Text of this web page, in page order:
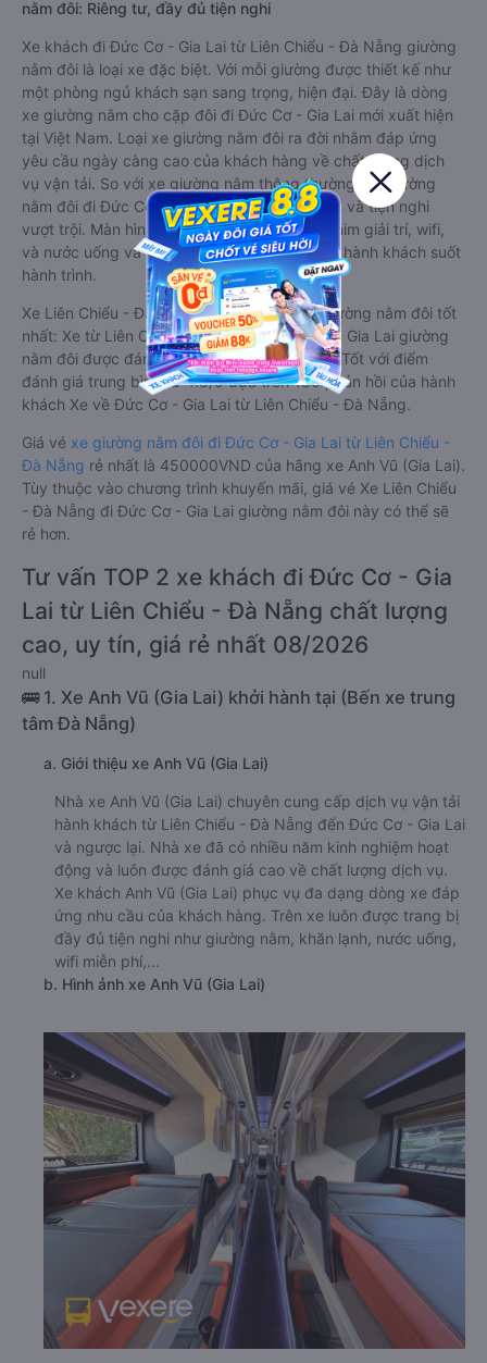
nằm đôi: Riêng tư, đầy đủ tiện nghi
Xe khách đi Đức Cơ - Gia Lai từ Liên Chiểu - Đà Nẵng giường
nằm đôi là loại xe đặc biệt. Với mỗi giường được thiết kế như
một phòng ngủ khách sạn sang trọng, hiện đại. Đây là dòng
xe giường nằm cho cặp đôi đi Đức Cơ - Gia Lai mới xuất hiện
tại Việt Nam. Loại xe giường nằm đôi ra đời nhằm đáp ứng
yêu cầu ngày càng cao của khách hàng về chất lượng dịch
vụ vận tải. So với xe giường nằm thông thường, xe giường
nằm đôi đi Đức Cơ - Gia Lai có nhiều ưu điểm và tiện nghi
vượt trội. Màn hình LCD với hàng nghìn bộ phim giải trí, wifi,
và nước uống và chăn đắp miễn phí phục vụ hành khách suốt
hành trình.
Xe Liên Chiểu - Đà Nẵng Đức Cơ - Gia Lai giường nằm đôi tốt
nhất: Xe từ Liên Chiểu - Đà Nẵng đi Đức Cơ - Gia Lai giường
nằm đôi được đánh giá chung có chất lượng Tốt với điểm
đánh giá trung bình từ 4.8/5 dựa trên 180 phản hồi của hành
khách Xe về Đức Cơ - Gia Lai từ Liên Chiểu - Đà Nẵng.
Giá vé xe giường nằm đôi đi Đức Cơ - Gia Lai từ Liên Chiểu -
Đà Nẵng rẻ nhất là 450000VND của hãng xe Anh Vũ (Gia Lai).
Tùy thuộc vào chương trình khuyến mãi, giá vé Xe Liên Chiểu
- Đà Nẵng đi Đức Cơ - Gia Lai giường nằm đôi này có thể sẽ
rẻ hơn.
Tư vấn TOP 2 xe khách đi Đức Cơ - Gia
Lai từ Liên Chiểu - Đà Nẵng chất lượng
cao, uy tín, giá rẻ nhất 08/2026
null
🚌 1. Xe Anh Vũ (Gia Lai) khởi hành tại (Bến xe trung
tâm Đà Nẵng)
a. Giới thiệu xe Anh Vũ (Gia Lai)
Nhà xe Anh Vũ (Gia Lai) chuyên cung cấp dịch vụ vận tải
hành khách từ Liên Chiểu - Đà Nẵng đến Đức Cơ - Gia Lai
và ngược lại. Nhà xe đã có nhiều năm kinh nghiệm hoạt
động và luôn được đánh giá cao về chất lượng dịch vụ.
Xe khách Anh Vũ (Gia Lai) phục vụ đa dạng dòng xe đáp
ứng nhu cầu của khách hàng. Trên xe luôn được trang bị
đầy đủ tiện nghi như giường nằm, khăn lạnh, nước uống,
wifi miễn phí,...
b. Hình ảnh xe Anh Vũ (Gia Lai)